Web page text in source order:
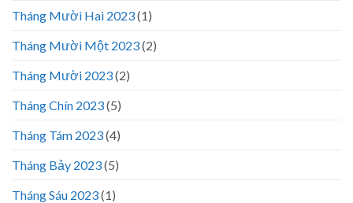
Tháng Mười Hai 2023(1)
Tháng Mười Một 2023(2)
Tháng Mười 2023(2)
Tháng Chín 2023(5)
Tháng Tám 2023(4)
Tháng Bảy 2023(5)
Tháng Sáu 2023(1)